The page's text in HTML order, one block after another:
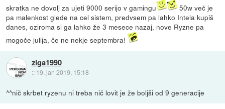
skratka ne dovolj za ujeti 9000 serijo v gamingu
50w več je
pa malenkost glede na cel sistem, predvsem pa lahko Intela kupiš
danes, oziroma si ga lahko že 3 mesece nazaj, nove Ryzne pa
mogoče julija, če ne nekje septembra!
ziga1990
:: 19. jan 2019, 15:18
^^nič skrbet ryzenu ni treba nič lovit je že boljši od 9 generacije